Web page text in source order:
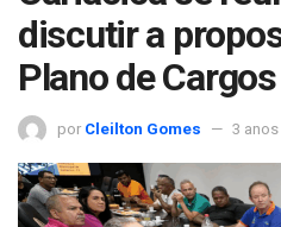
discutir a
Plano de
por Cleilton Gomes 3